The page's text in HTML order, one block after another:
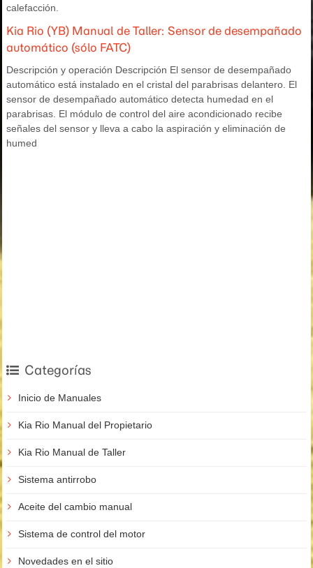
calefacción.
Kia Rio (YB) Manual de Taller: Sensor de desempañado
automático (sólo FATC)
Descripción y operación Descripción El sensor de desempañado
automático está instalado en el cristal del parabrisas delantero. El
sensor de desempañado automático detecta humedad en el
parabrisas. El módulo de control del aire acondicionado recibe
señales del sensor y lleva a cabo la aspiración y eliminación de
humed
Categorías
Inicio de Manuales
Kia Rio Manual del Propietario
Kia Rio Manual de Taller
Sistema antirrobo
Aceite del cambio manual
Sistema de control del motor
Novedades en el sitio